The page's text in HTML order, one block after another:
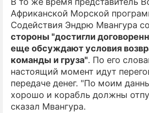
Африканской Морской
Содействия Эндрю Мвангура
стороны "достигли
еще обсуждают условия
команды и груза". По его
настоящий момент идут
передаче денег. "По моим
хорошо и корабль должны
сказал Мвангура.